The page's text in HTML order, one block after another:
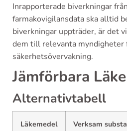
Inrapporterade biverkningar
farmakovigilansdata ska alltid
biverkningar uppträder, är det
dem till relevanta myndigheter
säkerhetsövervakning.
Jämförbara
Alternativtabell
Läkemedel Verksam